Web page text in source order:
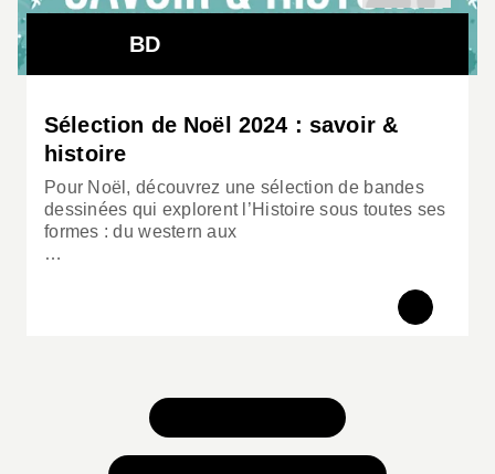
BD
Sélection de Noël 2024 : savoir &
histoire
Pour Noël, découvrez une sélection de bandes
dessinées qui explorent l’Histoire sous toutes ses
formes : du western aux
…